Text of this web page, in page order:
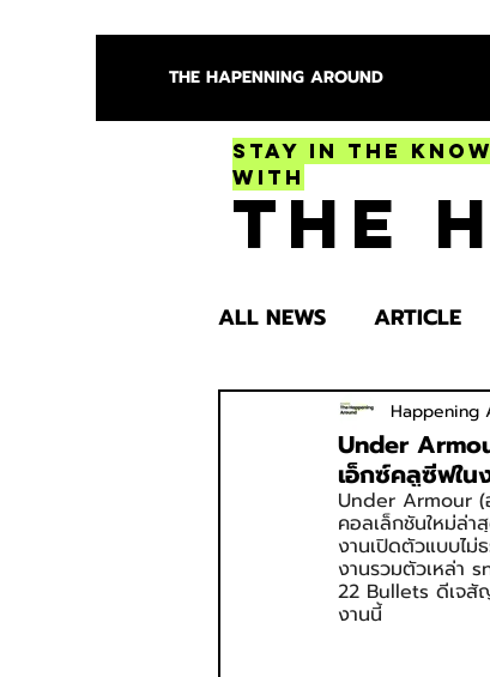
THE HAPENNING AROUND
Stay in the Know
With
The
ALL NEWS ARTICLE
ENTERTAINMENT
SPOTLIGHT TRY
Under
เอ็กซ์คลูซีฟใ
Happening
Under Armour (
คอลเล็กชันใหม่ล่
งานเปิดตัวแบบไ
งานรวมตัวเหล่า
22 Bullets ดีเจสั
งานนี้